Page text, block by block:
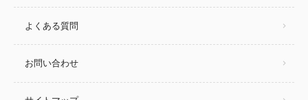
よくある質問
お問い合わせ